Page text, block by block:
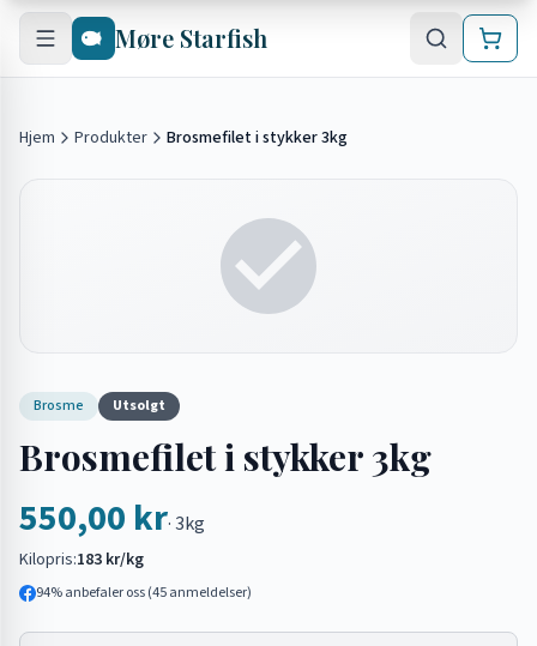
Hopp til hovedinnhold
Møre Starfish
Hjem Produkter Brosmefilet i stykker 3kg
Brosme Utsolgt
Brosmefilet i stykker 3kg
550,00 kr·3kg
Kilopris:183 kr/kg
94% anbefaler oss (45anmeldelser)